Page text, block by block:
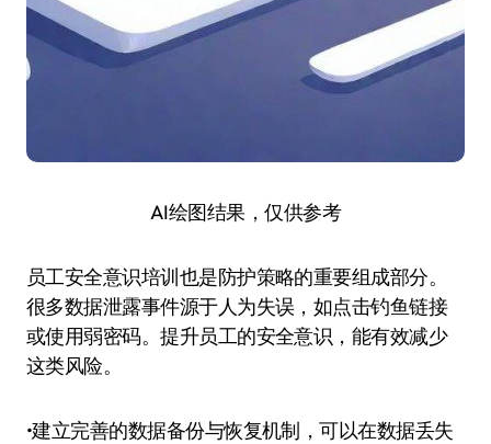
AI绘图结果，仅供参考
员工安全意识培训也是防护策略的重要组成部分。
很多数据泄露事件源于人为失误，如点击钓鱼链接
或使用弱密码。提升员工的安全意识，能有效减少
这类风险。
•建立完善的数据备份与恢复机制，可以在数据丢失